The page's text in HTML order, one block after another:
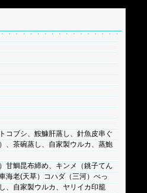
ブシ、鮟鱇肝蒸し、針魚皮串ぐ
、茶碗蒸し、自家製ウルカ、蒸鮑
鯛昆布締め、キンメ（銚子てん
海老(天草）コハダ（三河）べっ
、自家製ウルカ、ヤリイカ印籠